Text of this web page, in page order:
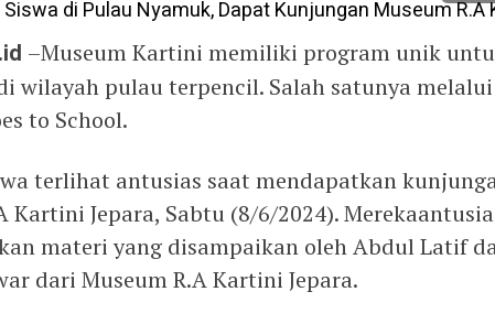
–Museum Kartini memiliki program unik
wilayah pulau terpencil. Salah satunya
to School.
terlihat antusias saat mendapatkan
Kartini Jepara, Sabtu (8/6/2024).
materi yang disampaikan oleh Abdul Latif
dari Museum R.A Kartini Jepara.